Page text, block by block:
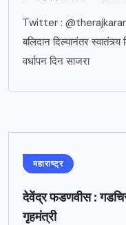
Twitter : @therajkaran
बलिदान दिल्यानंतर
वर्धापन दिन साजरा
महाराष्ट्र
देवेंद्र फडणवीस :
गृहमंत्री